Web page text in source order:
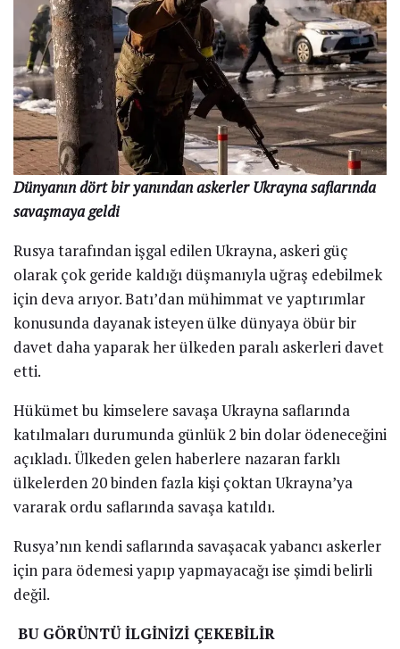
Dünyanın dört bir yanından askerler Ukrayna saflarında
savaşmaya geldi
Rusya tarafından işgal edilen Ukrayna, askeri güç
olarak çok geride kaldığı düşmanıyla uğraş edebilmek
için deva arıyor. Batı’dan mühimmat ve yaptırımlar
konusunda dayanak isteyen ülke dünyaya öbür bir
davet daha yaparak her ülkeden paralı askerleri davet
etti.
Hükümet bu kimselere savaşa Ukrayna saflarında
katılmaları durumunda günlük 2 bin dolar ödeneceğini
açıkladı. Ülkeden gelen haberlere nazaran farklı
ülkelerden 20 binden fazla kişi çoktan Ukrayna’ya
vararak ordu saflarında savaşa katıldı.
Rusya’nın kendi saflarında savaşacak yabancı askerler
için para ödemesi yapıp yapmayacağı ise şimdi belirli
değil.
BU GÖRÜNTÜ İLGİNİZİ ÇEKEBİLİR